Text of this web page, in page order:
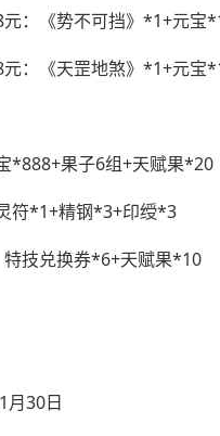
：《势不可挡》*1+元宝
：《天罡地煞》*1+元宝
*888+果子6组+天赋果*20
符*1+精钢*3+印绶*3
技兑换券*6+天赋果*10
月30日